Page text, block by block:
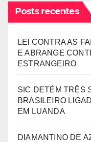
Posts recentes
LEI CONTRA AS
E ABRANGE
ESTRANGEIRO
SIC DETÉM TRÊS
BRASILEIRO
EM LUANDA
DIAMANTINO DE